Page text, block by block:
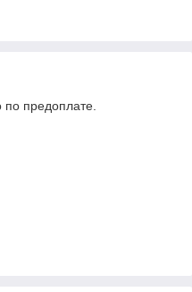
по предоплате.